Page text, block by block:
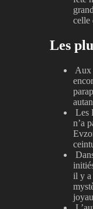
celle
Les
Aux
Les
n’a
il y a